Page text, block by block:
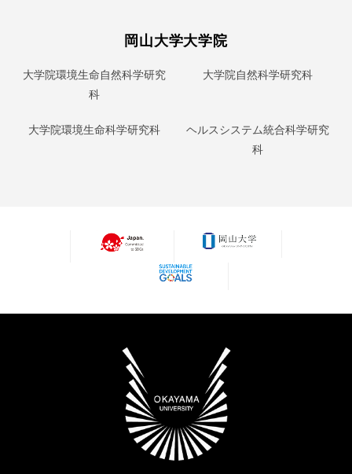
岡山大学大学院
大学院環境生命自然科学研究
科
大学院自然科学研究科
大学院環境生命科学研究科
ヘルスシステム統合科学研究
科